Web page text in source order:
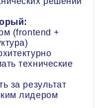
(frontend +
технические
за результат
лидером